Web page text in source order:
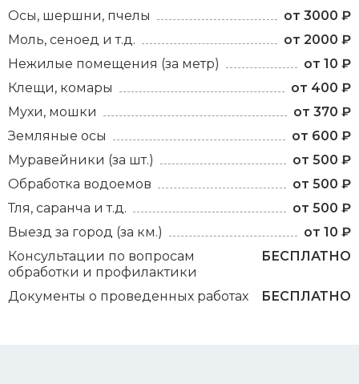
Осы, шершни, пчелы
от 3000 ₽
Моль, сеноед и т.д.
от 2000 ₽
Нежилые помещения (за метр)
от 10 ₽
Клещи, комары
от 400 ₽
Мухи, мошки
от 370 ₽
Земляные осы
от 600 ₽
Муравейники (за шт.)
от 500 ₽
Обработка водоемов
от 500 ₽
Тля, саранча и т.д.
от 500 ₽
Выезд за город (за км.)
от 10 ₽
Консультации по вопросам
обработки и профилактики
БЕСПЛАТНО
Документы о проведенных работах БЕСПЛАТНО